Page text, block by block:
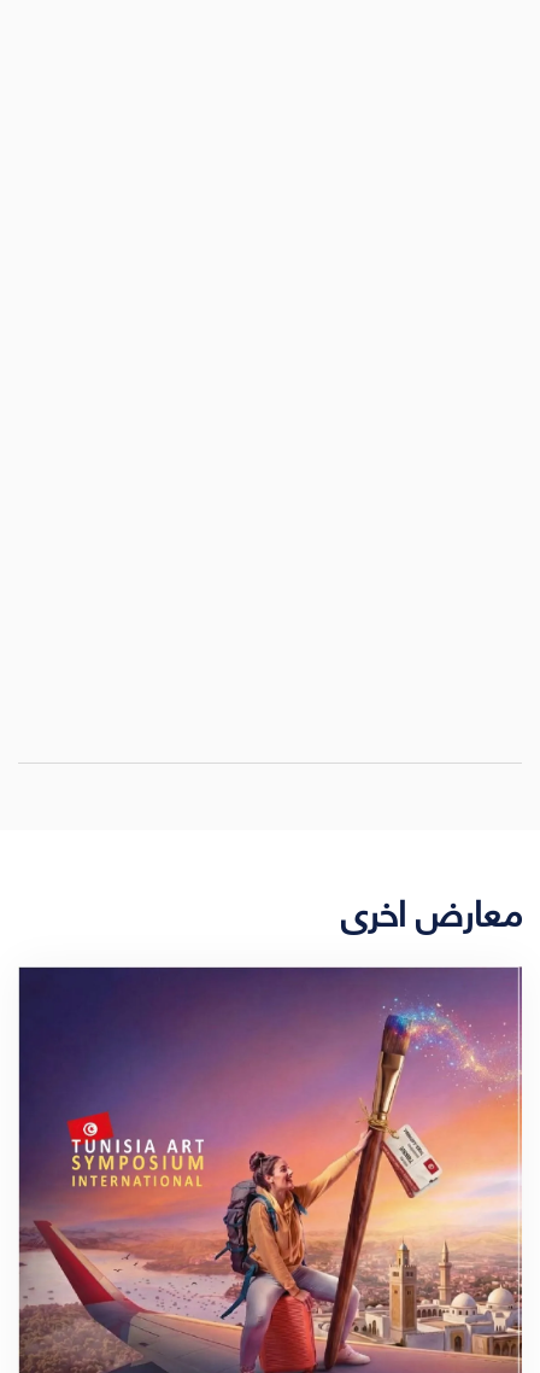
معارض اخرى